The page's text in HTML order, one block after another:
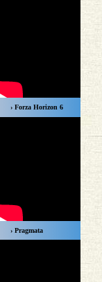
› Forza Horizon 6
› Pragmata